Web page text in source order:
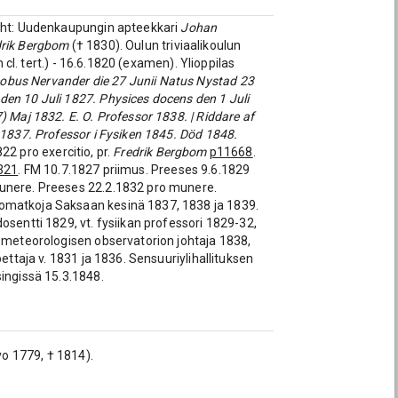
Uudenkaupungin apteekkari Johan
Bergbom(† 1830). Oulun triviaalikoulun
tert.) - 16.6.1820 (examen). Ylioppilas
Nervander die 27 Junii Natus Nystad 23
10 Juli 1827. Physices docens den 1 Juli
1832. E. O. Professor 1838. | Riddare af
Professor i Fysiken 1845. Död 1848.
pro exercitio, pr. Fredrik Bergbom p11668
. FM 10.7.1827 priimus. Preeses 9.6.1829
Preeses 22.2.1832 pro munere.
Saksaan kesinä 1837, 1838 ja 1839.
1829, vt. fysiikan professori 1829-32,
observatorion johtaja 1838,
v. 1831 ja 1836. Sensuuriylihallituksen
15.3.1848.
1779, † 1814).